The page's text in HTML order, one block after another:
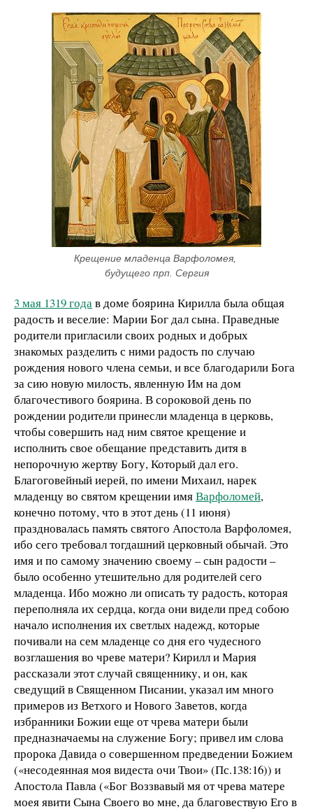
Крещение младенца Варфоломея,
будущего прп. Сергия
3 мая 1319 годав доме боярина Кирилла была общая
радость и веселие: Марии Бог дал сына. Праведные
родители пригласили своих родных и добрых
знакомых разделить с ними радость по случаю
рождения нового члена семьи, и все благодарили Бога
за сию новую милость, явленную Им на дом
благочестивого боярина. В сороковой день по
рождении родители принесли младенца в церковь,
чтобы совершить над ним святое крещение и
исполнить свое обещание представить дитя в
непорочную жертву Богу, Который дал его.
Благоговейный иерей, по имени Михаил, нарек
младенцу во святом крещении имяВарфоломей,
конечно потому, что в этот день (11 июня)
праздновалась память святого Апостола Варфоломея,
ибо сего требовал тогдашний церковный обычай. Это
имя и по самому значению своему – сын радости –
было особенно утешительно для родителей сего
младенца. Ибо можно ли описать ту радость, которая
переполняла их сердца, когда они видели пред собою
начало исполнения их светлых надежд, которые
почивали на сем младенце со дня его чудесного
возглашения во чреве матери? Кирилл и Мария
рассказали этот случай священнику, и он, как
сведущий в Священном Писании, указал им много
примеров из Ветхого и Нового Заветов, когда
избранники Божии еще от чрева матери были
предназначаемы на служение Богу; привел им слова
пророка Давида о совершенном предведении Божием
(«несодеянная моя видеста очи Твои» (Пс.138:16)) и
Апостола Павла («Бог Воззвавый мя от чрева матере
моея явити Сына Своего во мне, да благовествую Его в